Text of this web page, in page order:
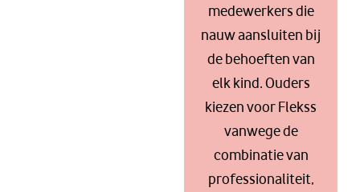
medewerkers die
nauw aansluiten bij
de behoeften van
elk kind. Ouders
kiezen voor Flekss
vanwege de
combinatie van
professionaliteit,